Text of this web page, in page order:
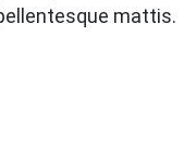
mattis.